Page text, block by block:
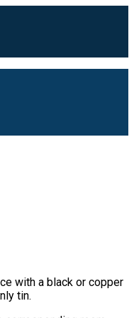
with a black or copper
tin.